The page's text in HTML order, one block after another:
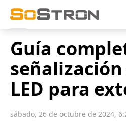
Guía
LED para
sábado, 26 de octubre de 2024,